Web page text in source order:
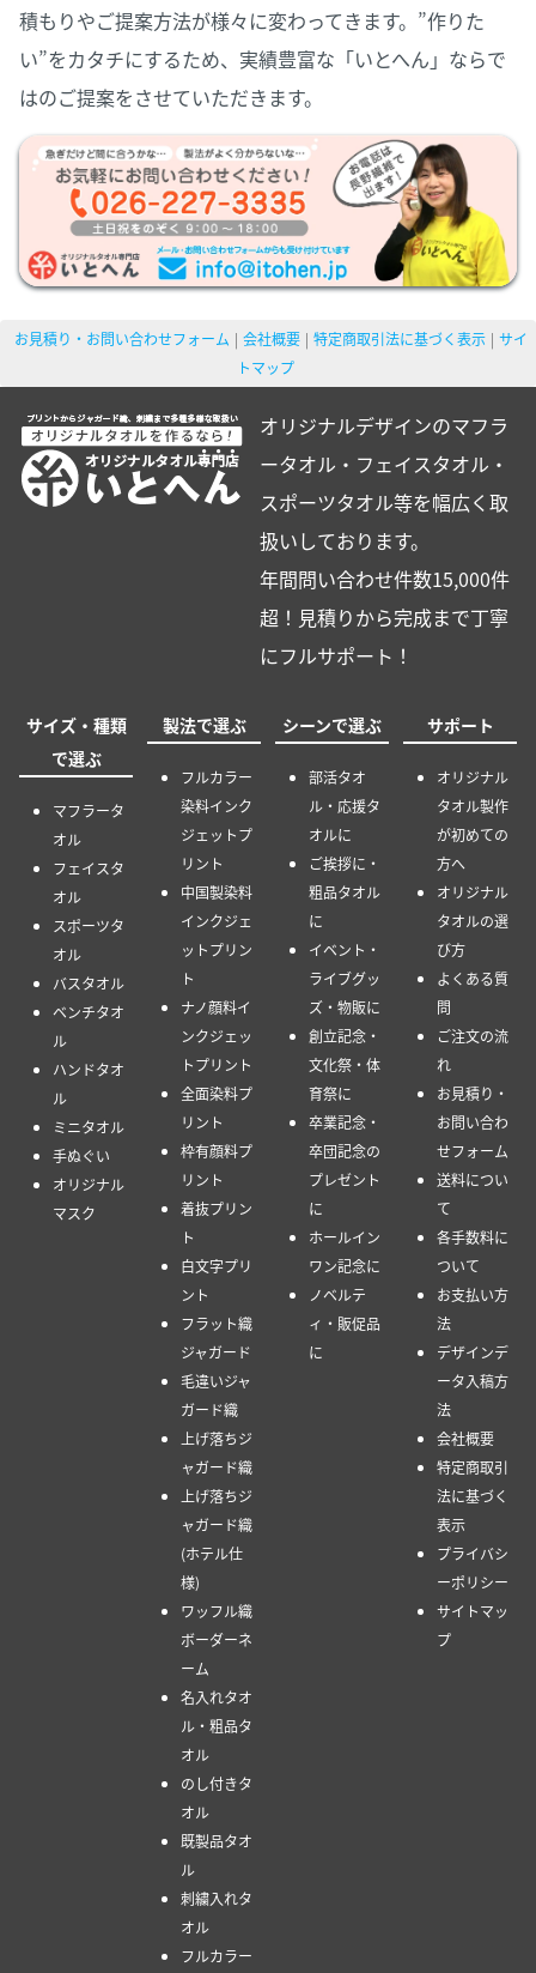
積もりやご提案方法が様々に変わってきます。”作りた
い”をカタチにするため、実績豊富な「いとへん」ならで
はのご提案をさせていただきます。
お見積り・お問い合わせフォーム 会社概要 特定商取引法に基づく表示
サイ
トマップ
オリジナルデザインのマフラ
ータオル・フェイスタオル・
スポーツタオル等を幅広く取
扱いしております。
年間問い合わせ件数15,000件
超！見積りから完成まで丁寧
にフルサポート！
サイズ・種類
で選ぶ
マフラータ
オル
フェイスタ
オル
スポーツタ
オル
バスタオル
ベンチタオ
ル
ハンドタオ
ル
ミニタオル
手ぬぐい
オリジナル
マスク
製法で選ぶ
フルカラー
染料インク
ジェットプ
リント
中国製染料
インクジェ
ットプリン
ト
ナノ顔料イ
ンクジェッ
トプリント
全面染料プ
リント
枠有顔料プ
リント
着抜プリン
ト
白文字プリ
ント
フラット織
ジャガード
毛違いジャ
ガード織
上げ落ちジ
ャガード織
上げ落ちジ
ャガード織
(ホテル仕
様)
ワッフル織
ボーダーネ
ーム
名入れタオ
ル・粗品タ
オル
のし付きタ
オル
既製品タオ
ル
刺繍入れタ
オル
フルカラー
シーンで選ぶ
部活タオ
ル・応援タ
オルに
ご挨拶に・
粗品タオル
に
イベント・
ライブグッ
ズ・物販に
創立記念・
文化祭・体
育祭に
卒業記念・
卒団記念の
プレゼント
に
ホールイン
ワン記念に
ノベルテ
ィ・販促品
に
サポート
オリジナル
タオル製作
が初めての
方へ
オリジナル
タオルの選
び方
よくある質
問
ご注文の流
れ
お見積り・
お問い合わ
せフォーム
送料につい
て
各手数料に
ついて
お支払い方
法
デザインデ
ータ入稿方
法
会社概要
特定商取引
法に基づく
表示
プライバシ
ーポリシー
サイトマッ
プ